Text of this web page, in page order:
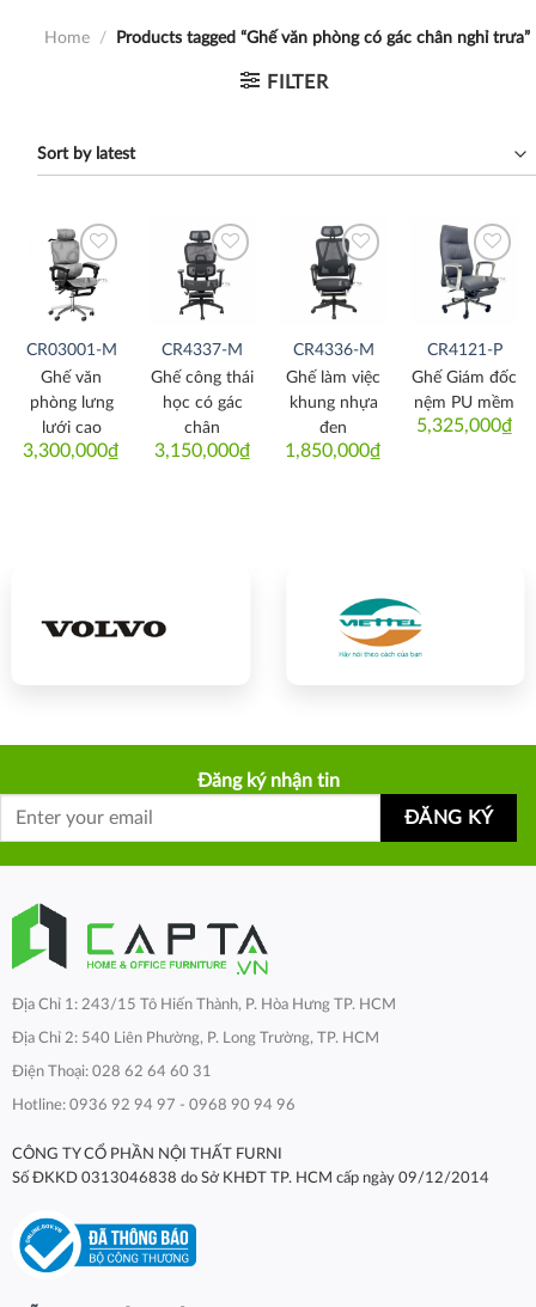
Home / Products tagged “Ghế văn phòng có gác chân nghỉ trưa”
FILTER
Thích
CR03001-M
3,300,000₫
Ghế văn
phòng lưng
lưới cao
Thích
CR4337-M
3,150,000₫
Ghế công thái
học có gác
chân
Thích
CR4336-M
1,850,000₫
Ghế làm việc
khung nhựa
đen
Thích
CR4121-P
5,325,000₫
Ghế Giám đốc
nệm PU mềm
Đăng ký nhận tin
Địa Chỉ 1: 243/15 Tô Hiến Thành, P. Hòa Hưng TP. HCM
Địa Chỉ 2: 540 Liên Phường, P. Long Trường, TP. HCM
Điện Thoại: 028 62 64 60 31
Hotline: 0936 92 94 97 - 0968 90 94 96
CÔNG TY CỔ PHẦN NỘI THẤT FURNI
Số ĐKKD 0313046838 do Sở KHĐT TP. HCM cấp ngày 09/12/2014